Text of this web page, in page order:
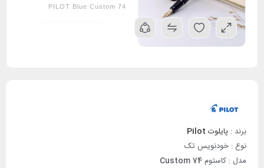
PILOT Blue Custom 74
برند : پایلوت Pilot
نوع : خودنویس تک
مدل : کاستومCustom 74